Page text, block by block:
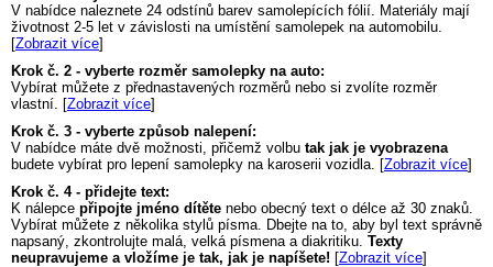
V nabídce naleznete 24 odstínů barev samolepících fólií. Materiály mají
životnost 2-5 let v závislosti na umístění samolepek na automobilu.
[Zobrazit více]
Krok č. 2 - vyberte rozměr samolepky na auto:
Vybírat můžete z přednastavených rozměrů nebo si zvolíte rozměr
vlastní. [Zobrazit více]
Krok č. 3 - vyberte způsob nalepení:
V nabídce máte dvě možnosti, přičemž volbu tak jak je vyobrazena
budete vybírat pro lepení samolepky na karoserii vozidla. [Zobrazit více]
Krok č. 4 - přidejte text:
K nálepce připojte jméno dítěte nebo obecný text o délce až 30 znaků.
Vybírat můžete z několika stylů písma. Dbejte na to, aby byl text správně
napsaný, zkontrolujte malá, velká písmena a diakritiku. Texty
neupravujeme a vložíme je tak, jak je napíšete! [Zobrazit více]